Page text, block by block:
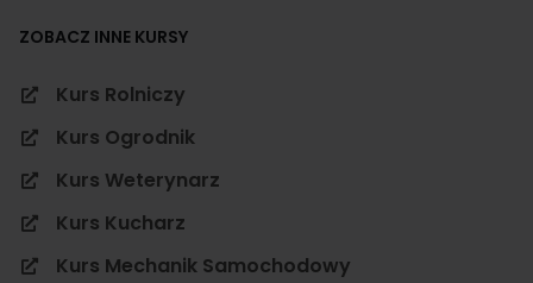
ZOBACZ INNE KURSY
Kurs Rolniczy
Kurs Ogrodnik
Kurs Weterynarz
Kurs Kucharz
Kurs Mechanik Samochodowy